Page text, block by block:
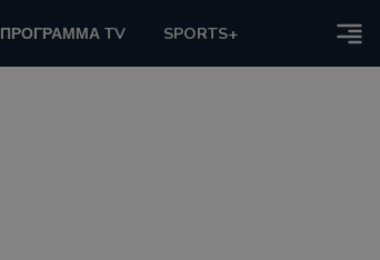
ΠΡΟΓΡΑΜΜΑ TV SPORTS+